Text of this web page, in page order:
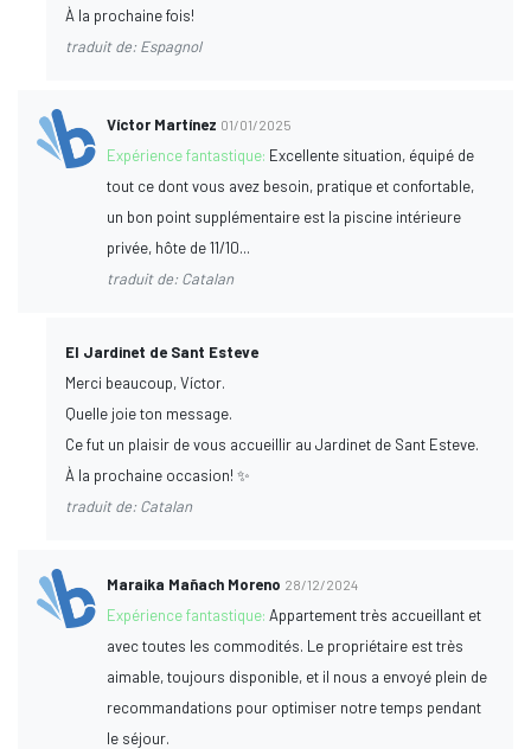
À la prochaine fois!
traduit de: Espagnol
Víctor Martínez 01/01/2025
Expérience fantastique: Excellente situation, équipé de
tout ce dont vous avez besoin, pratique et confortable,
un bon point supplémentaire est la piscine intérieure
privée, hôte de 11/10...
traduit de: Catalan
El Jardinet de Sant Esteve
Merci beaucoup, Víctor.
Quelle joie ton message.
Ce fut un plaisir de vous accueillir au Jardinet de Sant Esteve.
À la prochaine occasion! ✨
traduit de: Catalan
Maraika Mañach Moreno 28/12/2024
Expérience fantastique:Appartement très accueillant et
avec toutes les commodités. Le propriétaire est très
aimable, toujours disponible, et il nous a envoyé plein de
recommandations pour optimiser notre temps pendant
le séjour.